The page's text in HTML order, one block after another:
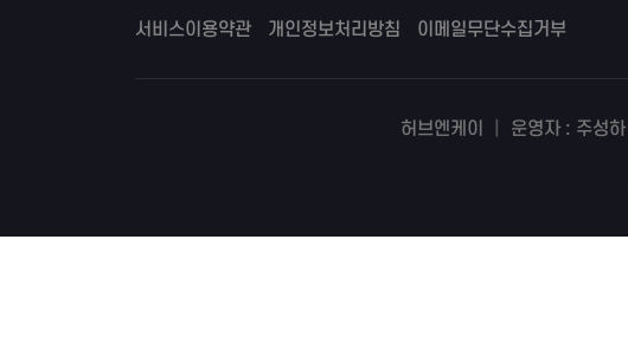
서비스이용약관 개인정보처리방침 이메일무단수집거부
허브엔케이 운영자 : 주성하